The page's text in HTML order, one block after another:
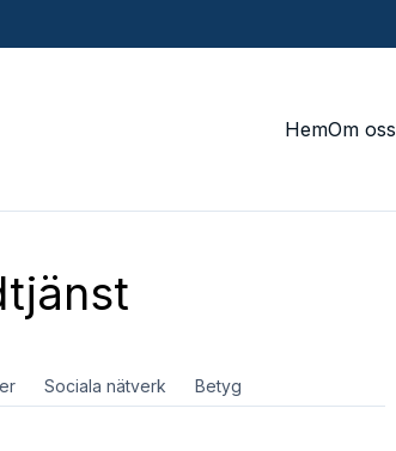
HemOm oss
Sociala nätverk Betyg